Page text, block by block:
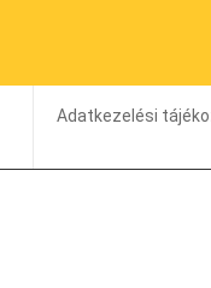
Adatkezelési